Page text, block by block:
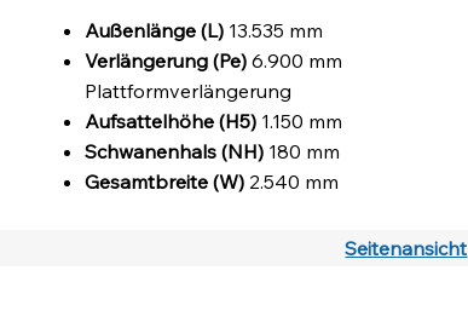
Seitenansicht
Außenlänge (L) 13.535 mm
Verlängerung (Pe) 6.900 mm
Plattformverlängerung
Aufsattelhöhe (H5) 1.150 mm
Schwanenhals (NH) 180 mm
Gesamtbreite (W) 2.540 mm